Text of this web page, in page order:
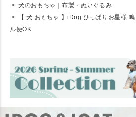
犬のおもちゃ｜布製・ぬいぐるみ
【 犬 おもちゃ 】iDog ひっぱりお星様
ル便OK